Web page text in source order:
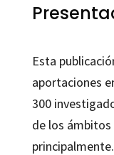
Esta
aportaciones
300
de los